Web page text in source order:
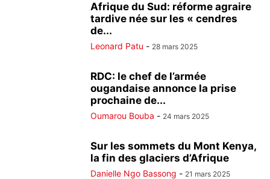
Afrique du Sud: réforme agraire
tardive née sur les « cendres
de...
Leonard Patu - 28 mars 2025
RDC: le chef de l’armée
ougandaise annonce la prise
prochaine de...
Oumarou Bouba - 24 mars 2025
Sur les sommets du Mont Kenya,
la fin des glaciers d’Afrique
Danielle Ngo Bassong - 21 mars 2025